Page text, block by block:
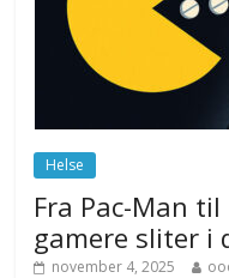
juni
Helse
Fra Pac-Man
gamere sliter i
november 4, 2025